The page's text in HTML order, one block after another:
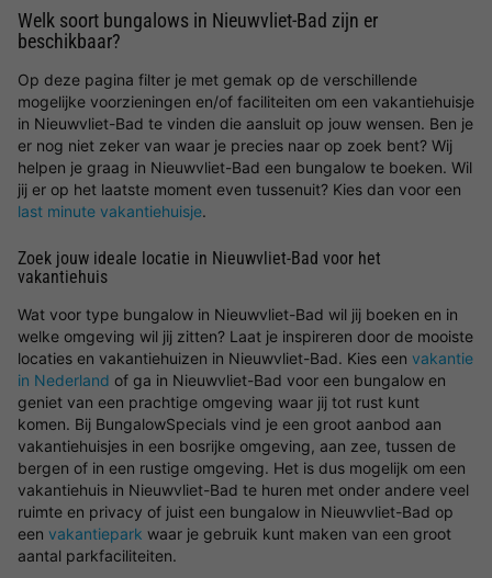
Welk soort bungalows in Nieuwvliet-Bad zijn er
beschikbaar?
Op deze pagina filter je met gemak op de verschillende
mogelijke voorzieningen en/of faciliteiten om een vakantiehuisje
in Nieuwvliet-Bad te vinden die aansluit op jouw wensen. Ben je
er nog niet zeker van waar je precies naar op zoek bent? Wij
helpen je graag in Nieuwvliet-Bad een bungalow te boeken. Wil
jij er op het laatste moment even tussenuit? Kies dan voor een
last minute vakantiehuisje.
Zoek jouw ideale locatie in Nieuwvliet-Bad voor het
vakantiehuis
Wat voor type bungalow in Nieuwvliet-Bad wil jij boeken en in
welke omgeving wil jij zitten? Laat je inspireren door de mooiste
locaties en vakantiehuizen in Nieuwvliet-Bad. Kies een vakantie
in Nederland of ga in Nieuwvliet-Bad voor een bungalow en
geniet van een prachtige omgeving waar jij tot rust kunt
komen. Bij BungalowSpecials vind je een groot aanbod aan
vakantiehuisjes in een bosrijke omgeving, aan zee, tussen de
bergen of in een rustige omgeving. Het is dus mogelijk om een
vakantiehuis in Nieuwvliet-Bad te huren met onder andere veel
ruimte en privacy of juist een bungalow in Nieuwvliet-Bad op
een vakantiepark waar je gebruik kunt maken van een groot
aantal parkfaciliteiten.